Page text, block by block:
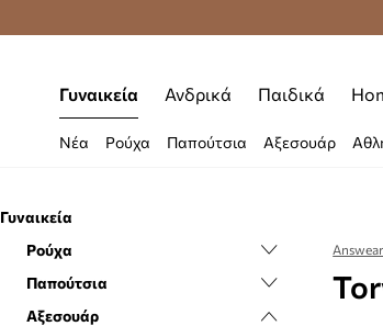
Γυναικεία Ανδρικά Παιδικά
Νέα Ρούχα Παπούτσια Αξεσουάρ
Γυναικεία
Ρούχα
Μαγιό
Παπούτσια
Casual και μοκασίνια
Αξεσουάρ
Answear